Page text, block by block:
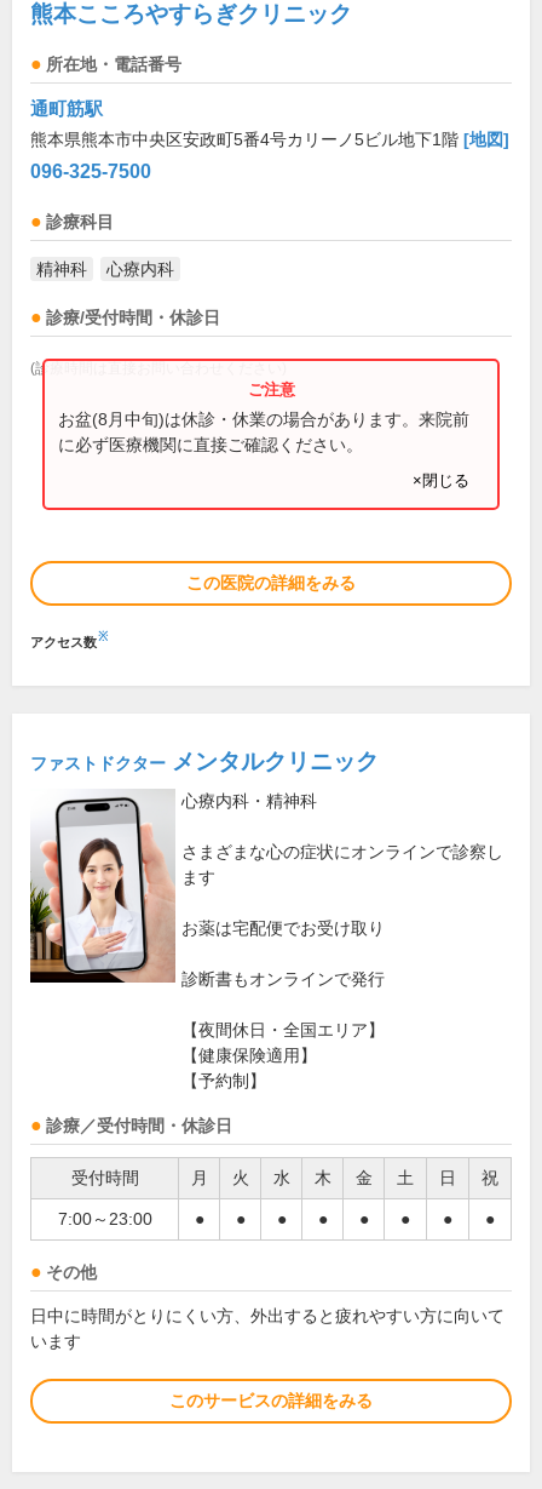
熊本こころやすらぎクリニック
所在地・電話番号
通町筋駅
熊本県熊本市中央区安政町5番4号カリーノ5ビル地下1階 [地図]
096-325-7500
診療科目
精神科 心療内科
診療/受付時間・休診日
(診療時間は直接お問い合わせください)
お盆(8月中旬)は休診・休業の場合があります。来院前
に必ず医療機関に直接ご確認ください。
×閉じる
この医院の詳細をみる
アクセス数※
ファストドクター メンタルクリニック
心療内科・精神科
さまざまな心の症状にオンラインで診察し
ます
お薬は宅配便でお受け取り
診断書もオンラインで発行
【夜間休日・全国エリア】
【健康保険適用】
【予約制】
診療／受付時間・休診日
受付時間 月 火 水 木 金 土 日 祝
7:00～23:00 ● ● ● ● ● ● ● ●
その他
日中に時間がとりにくい方、外出すると疲れやすい方に向いて
います
このサービスの詳細をみる